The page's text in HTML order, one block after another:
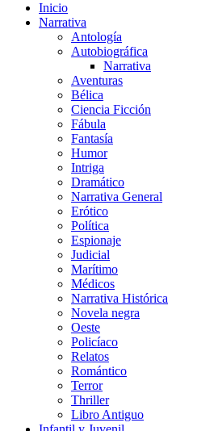
Inicio
Narrativa
Antología
Autobiográfica
Narrativa
Aventuras
Bélica
Ciencia Ficción
Fábula
Fantasía
Humor
Intriga
Dramático
Narrativa General
Erótico
Política
Espionaje
Judicial
Marítimo
Médicos
Narrativa Histórica
Novela negra
Oeste
Policíaco
Relatos
Romántico
Terror
Thriller
Libro Antiguo